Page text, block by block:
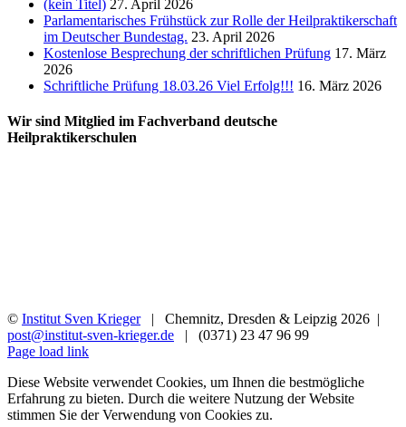
(kein Titel) 27. April 2026
Parlamentarisches Frühstück zur Rolle der Heilpraktikerschaft
im Deutscher Bundestag. 23. April 2026
Kostenlose Besprechung der schriftlichen Prüfung 17. März
2026
Schriftliche Prüfung 18.03.26 Viel Erfolg!!! 16. März 2026
Wir sind Mitglied im Fachverband deutsche
Heilpraktikerschulen
© Institut Sven Krieger| Chemnitz, Dresden & Leipzig 2026 |
post@institut-sven-krieger.de | (0371) 23 47 96 99
Facebook
YouTube
Instagram
Rss
Page load link
Diese Website verwendet Cookies, um Ihnen die bestmögliche
Erfahrung zu bieten. Durch die weitere Nutzung der Website
stimmen Sie der Verwendung von Cookies zu.